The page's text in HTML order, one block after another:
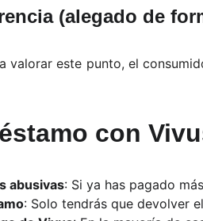
(alegado de
valorar este punto, el
con
abusivas: Si ya has pagado
: Solo tendrás que devolver